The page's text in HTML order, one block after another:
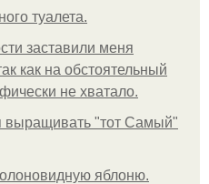
туалета.
заставили меня
как на обстоятельный
не хватало.
выращивать "тот Самый"
яблоню.